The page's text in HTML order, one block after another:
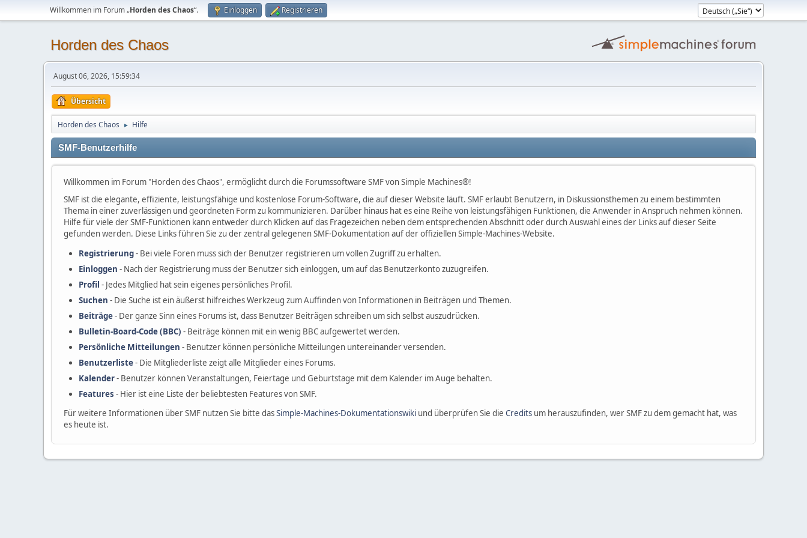
Willkommen im Forum „Horden des Chaos“. Einloggen Registrieren
Horden des Chaos
August 06, 2026, 15:59:34
Übersicht
Horden des Chaos ► Hilfe
SMF-Benutzerhilfe
Willkommen im Forum "Horden des Chaos", ermöglicht durch die Forumssoftware SMF von Simple Machines®!
SMF ist die elegante, effiziente, leistungsfähige und kostenlose Forum-Software, die auf dieser Website läuft. SMF erlaubt Benutzern, in Diskussionsthemen zu einem bestimmten
Thema in einer zuverlässigen und geordneten Form zu kommunizieren. Darüber hinaus hat es eine Reihe von leistungsfähigen Funktionen, die Anwender in Anspruch nehmen können.
Hilfe für viele der SMF-Funktionen kann entweder durch Klicken auf das Fragezeichen neben dem entsprechenden Abschnitt oder durch Auswahl eines der Links auf dieser Seite
gefunden werden. Diese Links führen Sie zu der zentral gelegenen SMF-Dokumentation auf der offiziellen Simple-Machines-Website.
Registrierung- Bei viele Foren muss sich der Benutzer registrieren um vollen Zugriff zu erhalten.
Einloggen - Nach der Registrierung muss der Benutzer sich einloggen, um auf das Benutzerkonto zuzugreifen.
Profil - Jedes Mitglied hat sein eigenes persönliches Profil.
Suchen - Die Suche ist ein äußerst hilfreiches Werkzeug zum Auffinden von Informationen in Beiträgen und Themen.
Beiträge- Der ganze Sinn eines Forums ist, dass Benutzer Beiträgen schreiben um sich selbst auszudrücken.
Bulletin-Board-Code (BBC) - Beiträge können mit ein wenig BBC aufgewertet werden.
Persönliche Mitteilungen - Benutzer können persönliche Mitteilungen untereinander versenden.
Benutzerliste- Die Mitgliederliste zeigt alle Mitglieder eines Forums.
Kalender- Benutzer können Veranstaltungen, Feiertage und Geburtstage mit dem Kalender im Auge behalten.
Features - Hier ist eine Liste der beliebtesten Features von SMF.
Für weitere Informationen über SMF nutzen Sie bitte dasSimple-Machines-Dokumentationswiki und überprüfen Sie die Credits um herauszufinden, wer SMF zu dem gemacht hat, was
es heute ist.